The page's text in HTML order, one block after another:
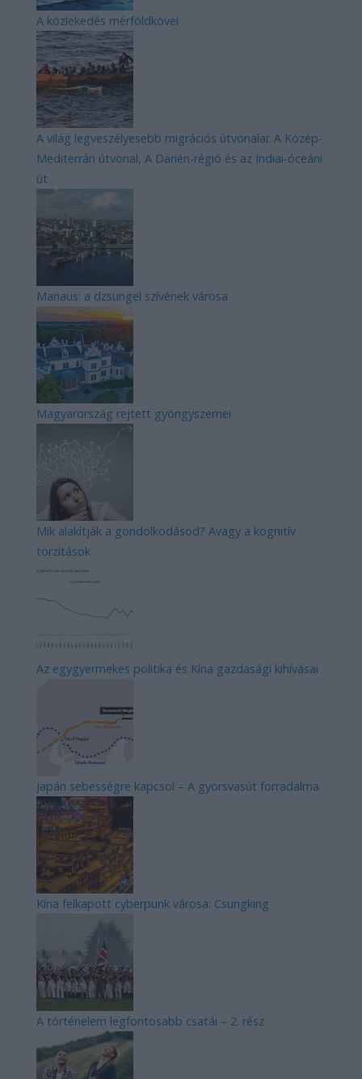
A közlekedés mérföldkövei
A világ legveszélyesebb migrációs útvonalai: A Közép-
Mediterrán útvonal, A Darién-régió és az Indiai-óceáni
út
Manaus: a dzsungel szívének városa
Magyarország rejtett gyöngyszemei
Mik alakítják a gondolkodásod? Avagy a kognitív
torzítások
Az egygyermekes politika és Kína gazdasági kihívásai
Japán sebességre kapcsol – A gyorsvasút forradalma
Kína felkapott cyberpunk városa: Csungking
A történelem legfontosabb csatái – 2. rész